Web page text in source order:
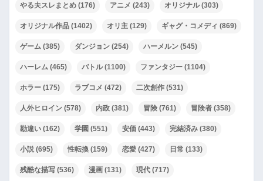
やる夫スレまとめ (176) アニメ (243) オリジナル(303)
オリジナル作品 (1402) オリ主 (129) ギャグ・コメディ (869)
ゲーム (385) ダンジョン (254) ハーメルン (545)
ハーレム (465) バトル(1100) ファンタジー (1104)
ホラー (175) ラブコメ (472) 二次創作 (531)
人外ヒロイン (578) 内政 (381) 冒険 (761) 冒険者 (358)
勘違い (162) 学園 (551) 安価 (443) 完結済み (380)
小説 (695) 性転換 (159) 恋愛 (427) 日常 (133)
残酷な描写 (536) 漫画 (131) 現代 (717)